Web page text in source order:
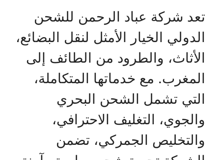
تعد شركة عباد الرحمن للشحن
الدولي الخيار الأمثل لنقل البضائع،
الأثاث، والطرود من الطائف إلى
المغرب. مع خدماتها المتكاملة،
التي تشمل الشحن البحري
والجوي، التغليف الاحترافي،
والتخليص الجمركي، تضمن